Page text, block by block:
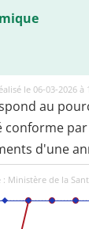
le 06-03-2026 à
au
conforme
d'une
Ministère de la